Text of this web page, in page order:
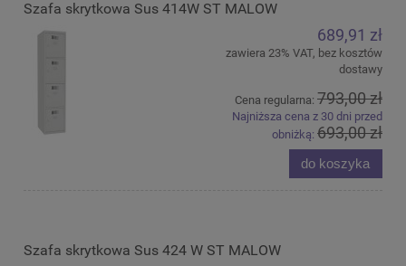
Szafa skrytkowa Sus 414W ST MALOW
689,91 zł
zawiera 23% VAT, bez kosztów
dostawy
Cena regularna: 793,00 zł
Najniższa cena z 30 dni przed
obniżką: 693,00 zł
do koszyka
Szafa skrytkowa Sus 424 W ST MALOW